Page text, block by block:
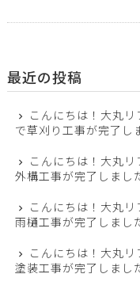
最近の投稿
こんにちは！大丸
で草刈り工事が完了し
こんにちは！大丸
外構工事が完了しまし
こんにちは！大丸
雨樋工事が完了しまし
こんにちは！大丸
塗装工事が完了しまし